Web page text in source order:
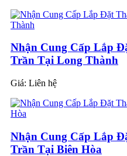
Nhận Cung Cấp Lắp
Trần Tại Long Thành
Giá: Liên hệ
Nhận Cung Cấp Lắp
Trần Tại Biên Hòa